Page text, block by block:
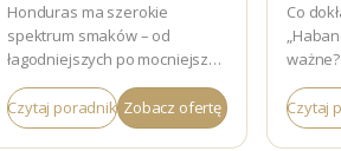
Honduras ma szerokie
spektrum smaków – od
łagodniejszych po mocniejsze.
Sprawdź, czym się wyróżnia.
Czytaj poradnik Zobacz ofertę
Co
Czytaj